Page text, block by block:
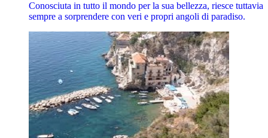
Conosciuta in tutto il mondo per la sua bellezza, riesce tuttavia
sempre a sorprendere con veri e propri angoli di paradiso.